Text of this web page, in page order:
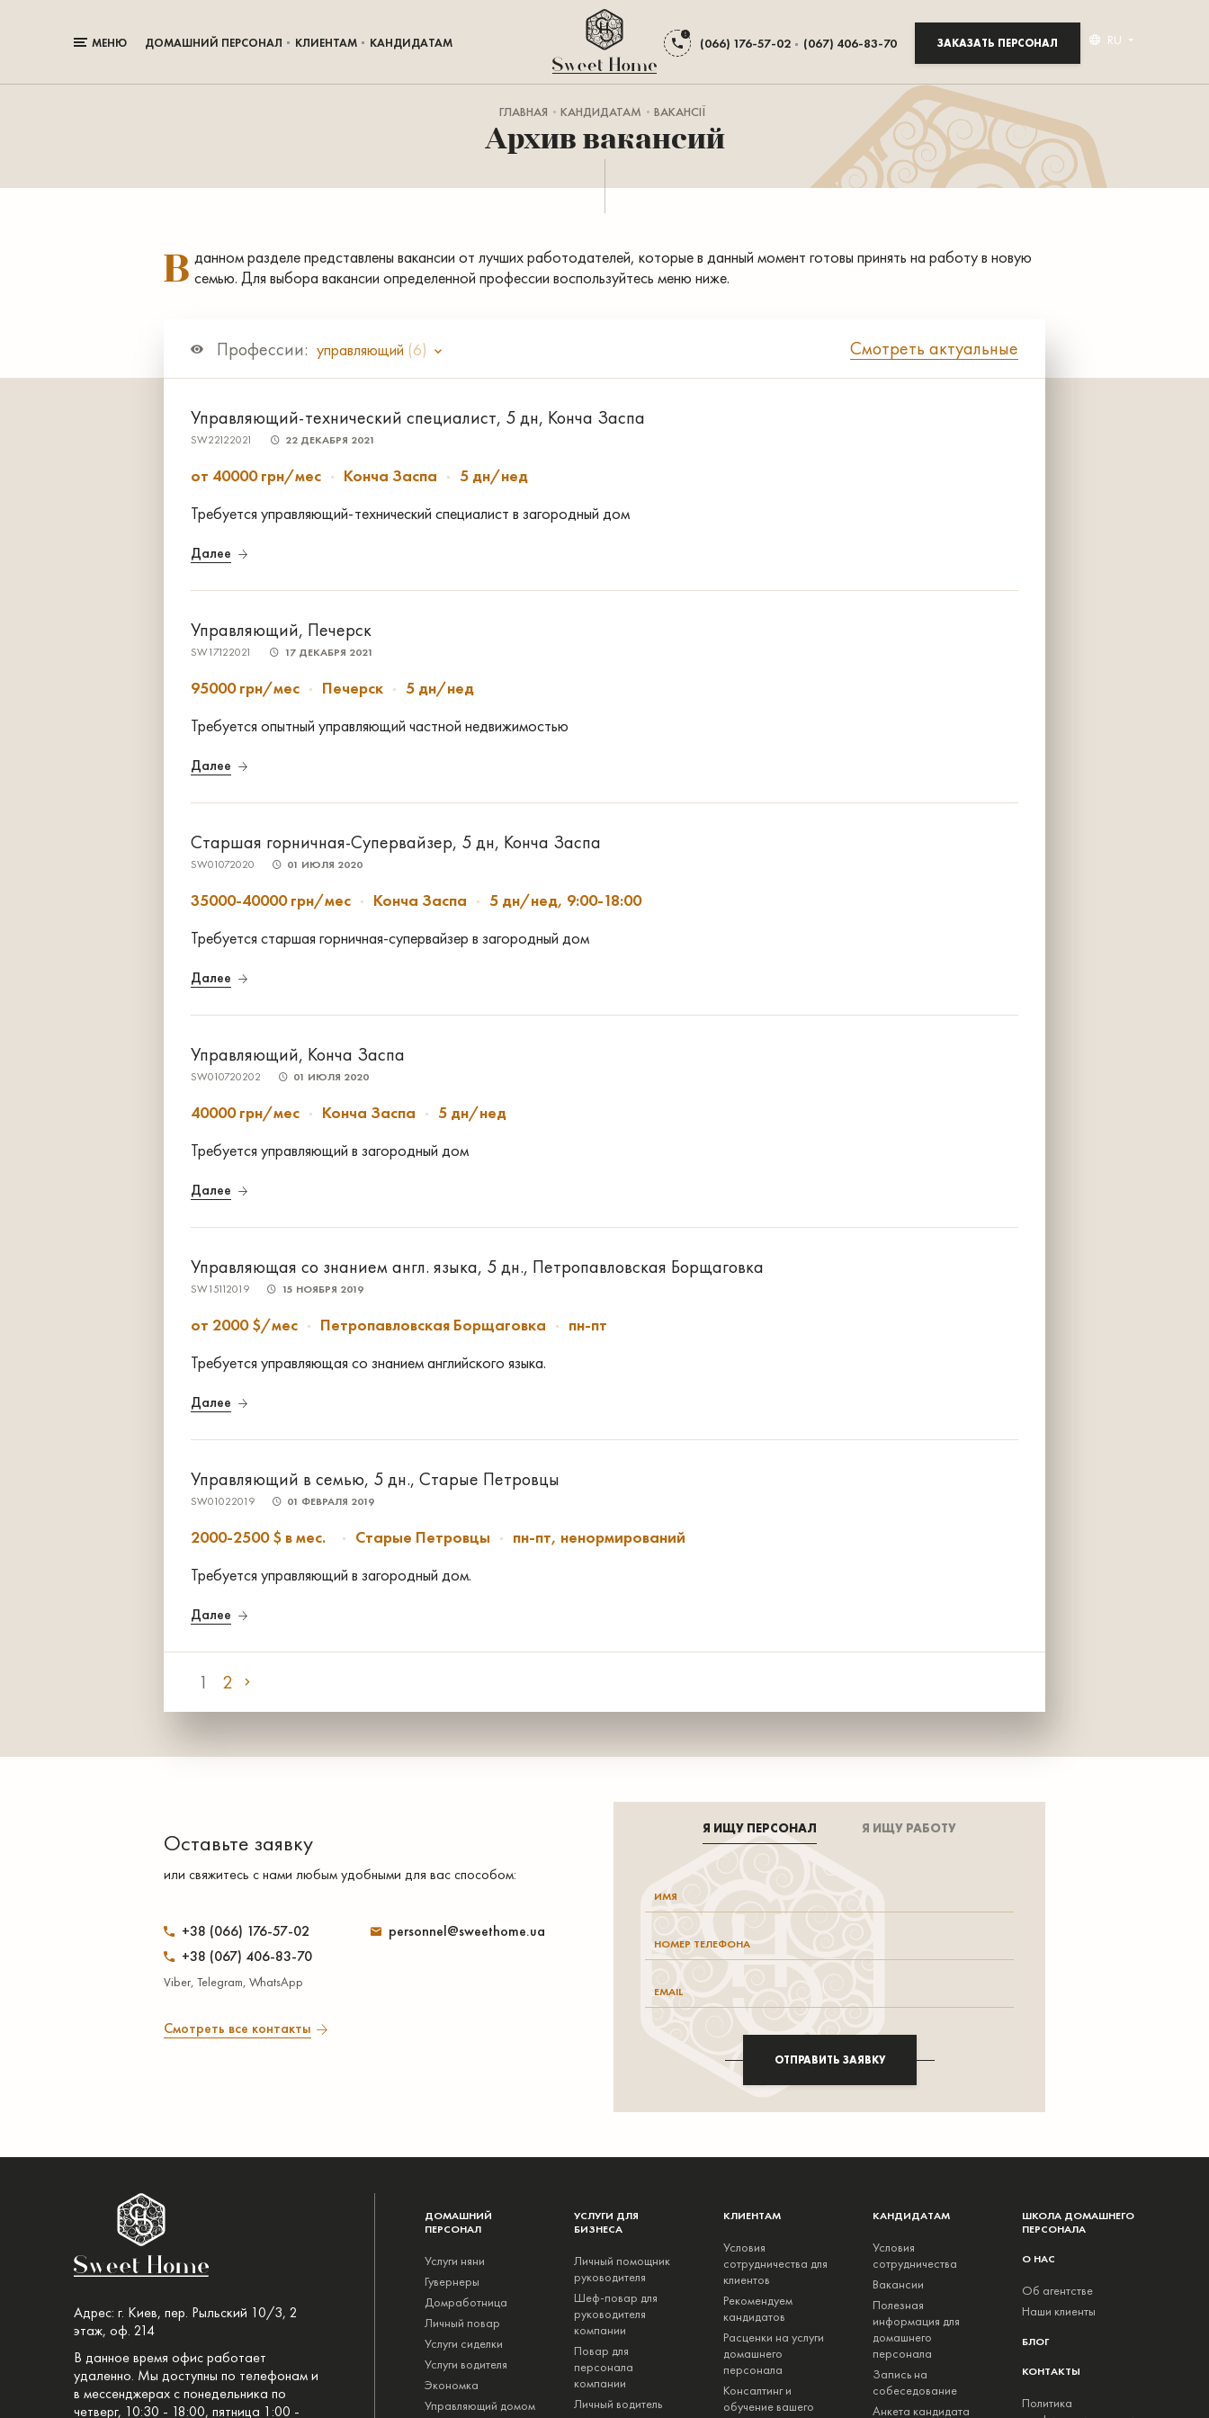
МЕНЮ ДОМАШНИЙ ПЕРСОНАЛ КЛИЕНТАМ КАНДИДАТАМ (066) 176-57-02 (067) 406-83-70 ЗАКАЗАТЬ ПЕРСОНАЛ RU
ГЛАВНАЯ КАНДИДАТАМ ВАКАНСІЇ
Архив вакансий
В данном разделе представлены вакансии от лучших работодателей, которые в данный момент готовы принять на работу в новую
семью. Для выбора вакансии определенной профессии воспользуйтесь меню ниже.
Профессии: управляющий (6) Смотреть актуальные
Управляющий-технический специалист, 5 дн, Конча Заспа
SW22122021 22 ДЕКАБРЯ 2021
от 40000 грн/мес Конча Заспа
5 дн/нед
Требуется управляющий-технический специалист в загородный дом
Далее
Управляющий, Печерск
SW17122021 17 ДЕКАБРЯ 2021
95000 грн/мес Печерск
5 дн/нед
Требуется опытный управляющий частной недвижимостью
Далее
Старшая горничная-Супервайзер, 5 дн, Конча Заспа
SW01072020 01 ИЮЛЯ 2020
35000-40000 грн/мес Конча Заспа
5 дн/нед, 9:00-18:00
Требуется старшая горничная-супервайзер в загородный дом
Далее
Управляющий, Конча Заспа
SW010720202 01 ИЮЛЯ 2020
40000 грн/мес Конча Заспа
5 дн/нед
Требуется управляющий в загородный дом
Далее
Управляющая со знанием англ. языка, 5 дн., Петропавловская Борщаговка
SW15112019 15 НОЯБРЯ 2019
от 2000 $/мес Петропавловская Борщаговка
пн-пт
Требуется управляющая со знанием английского языка.
Далее
Управляющий в семью, 5 дн., Старые Петровцы
SW01022019 01 ФЕВРАЛЯ 2019
2000-2500 $ в мес. Старые Петровцы
пн-пт, ненормирований
Требуется управляющий в загородный дом.
Далее
1 2
Оставьте заявку
или свяжитесь с нами любым удобными для вас способом:
+38 (066) 176-57-02
+38 (067) 406-83-70
Viber, Telegram, WhatsApp
personnel@sweethome.ua
Смотреть все контакты
Я ИЩУ ПЕРСОНАЛ Я ИЩУ РАБОТУ
ОТПРАВИТЬ ЗАЯВКУ
Адрес: г. Киев, пер. Рыльский 10/3, 2
этаж, оф. 214
В данное время офис работает
удаленно. Мы доступны по телефонам и
в мессенджерах с понедельника по
четверг, 10:30 - 18:00, пятница 1:00 -
ДОМАШНИЙ
ПЕРСОНАЛ
Услуги няни
Гувернеры
Домработница
Личный повар
Услуги сиделки
Услуги водителя
Экономка
Управляющий домом
УСЛУГИ ДЛЯ
БИЗНЕСА
Личный помощник
руководителя
Шеф-повар для
руководителя
компании
Повар для
персонала
компании
Личный водитель
КЛИЕНТАМ
Условия
сотрудничества для
клиентов
Рекомендуем
кандидатов
Расценки на услуги
домашнего
персонала
Консалтинг и
обучение вашего
КАНДИДАТАМ
Условия
сотрудничества
Вакансии
Полезная
информация для
домашнего
персонала
Запись на
собеседование
Анкета кандидата
ШКОЛА ДОМАШНЕГО
ПЕРСОНАЛА
О НАС
Об агентстве
Наши клиенты
БЛОГ
КОНТАКТЫ
Политика